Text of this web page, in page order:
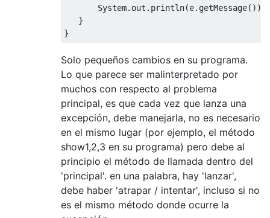
System. out . println(e. getMessage());
}
}
Solo pequeños cambios en su programa.
Lo que parece ser malinterpretado por
muchos con respecto al problema
principal, es que cada vez que lanza una
excepción, debe manejarla, no es necesario
en el mismo lugar (por ejemplo, el método
show1,2,3 en su programa) pero debe al
principio el método de llamada dentro del
'principal'. en una palabra, hay 'lanzar',
debe haber 'atrapar / intentar', incluso si no
es el mismo método donde ocurre la